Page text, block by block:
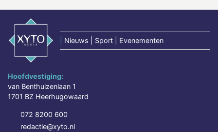
Nieuws | Sport | Evenementen
Hoofdvestiging:
van Benthuizenlaan 1
1701 BZ Heerhugowaard
072 8200 600
redactie@xyto.nl